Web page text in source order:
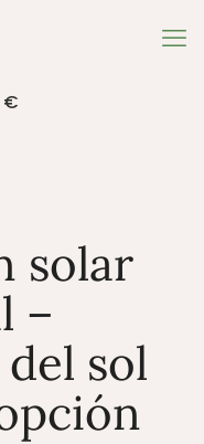
€
solar
–
sol